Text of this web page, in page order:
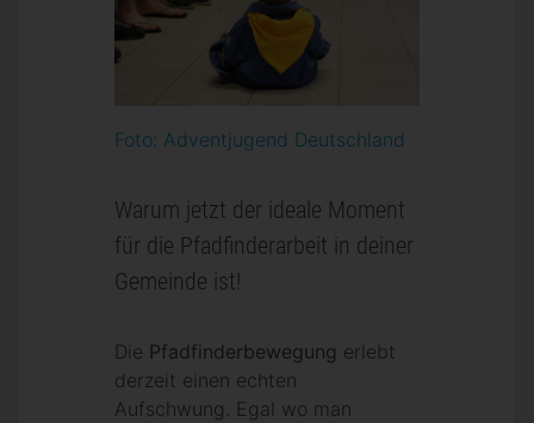
Foto: Adventjugend Deutschland
Warum jetzt der ideale Moment
für die Pfadfinderarbeit in deiner
Gemeinde ist!
Die Pfadfinderbewegung erlebt
derzeit einen echten
Aufschwung. Egal wo man